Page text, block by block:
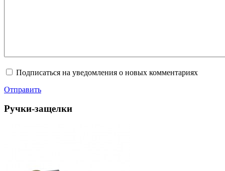
Подписаться на уведомления о новых комментариях
Отправить
Ручки-защелки